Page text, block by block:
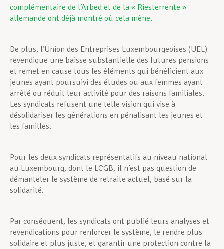
complémentaire de l’Arbed et de la « Riesterrente »
allemande ont déjà montré où cela mène.
De plus, l’Union des Entreprises Luxembourgeoises (UEL)
revendique une baisse substantielle des futures pensions
et remet en cause tous les éléments qui bénéficient aux
jeunes ayant poursuivi des études ou aux femmes ayant
arrêté ou réduit leur activité pour des raisons familiales.
Les syndicats refusent une telle vision qui vise à
désolidariser les générations en pénalisant les jeunes et
les familles.
Pour les deux syndicats représentatifs au niveau national
au Luxembourg, dont le LCGB, il n’est pas question de
démanteler le système de retraite actuel, basé sur la
solidarité.
Par conséquent, les syndicats ont publié leurs analyses et
revendications pour renforcer le système, le rendre plus
solidaire et plus juste, et garantir une protection contre la